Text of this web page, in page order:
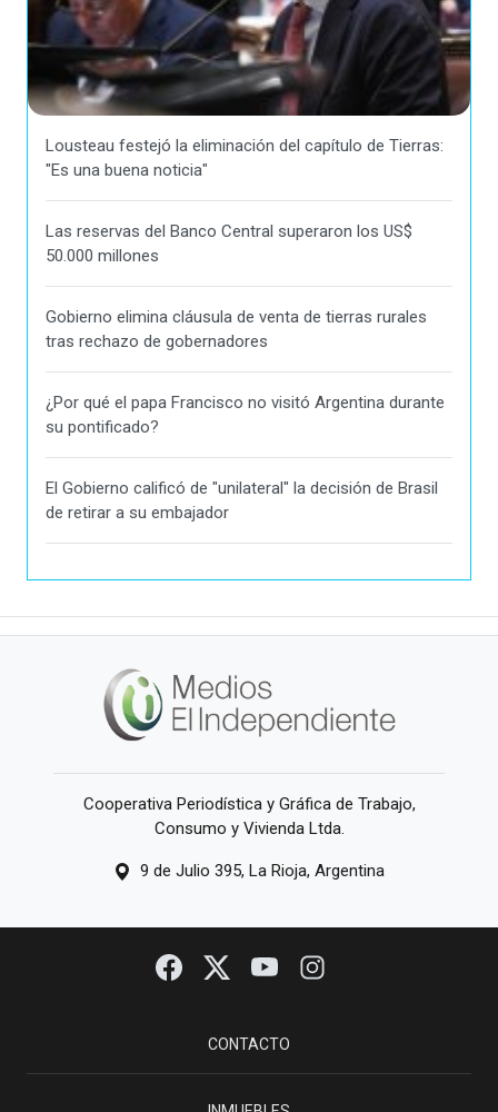
Lousteau festejó la eliminación del capítulo de Tierras:
"Es una buena noticia"
Las reservas del Banco Central superaron los US$
50.000 millones
Gobierno elimina cláusula de venta de tierras rurales
tras rechazo de gobernadores
¿Por qué el papa Francisco no visitó Argentina durante
su pontificado?
El Gobierno calificó de "unilateral" la decisión de Brasil
de retirar a su embajador
Cooperativa Periodística y Gráfica de Trabajo,
Consumo y Vivienda Ltda.
9 de Julio 395, La Rioja, Argentina
CONTACTO